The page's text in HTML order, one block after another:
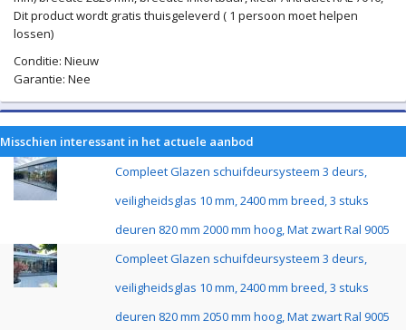
Dit product wordt gratis thuisgeleverd ( 1 persoon moet helpen
lossen)
Conditie: Nieuw
Garantie: Nee
Misschien interessant in het actuele aanbod
Compleet Glazen schuifdeursysteem 3 deurs,
veiligheidsglas 10 mm, 2400 mm breed, 3 stuks
deuren 820 mm 2000 mm hoog, Mat zwart Ral 9005
Compleet Glazen schuifdeursysteem 3 deurs,
veiligheidsglas 10 mm, 2400 mm breed, 3 stuks
deuren 820 mm 2050 mm hoog, Mat zwart Ral 9005